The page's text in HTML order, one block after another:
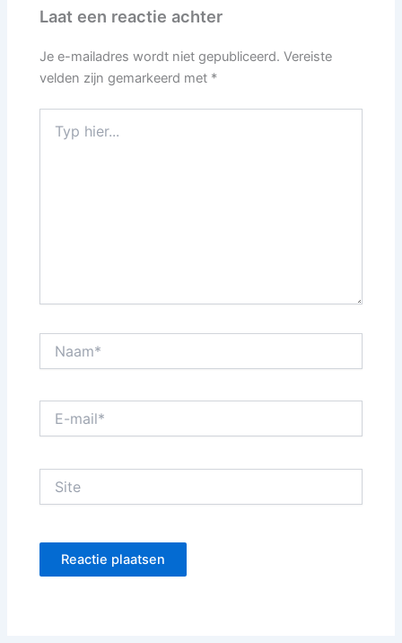
Laat een reactie achter
Je e-mailadres wordt niet gepubliceerd. Vereiste
velden zijn gemarkeerd met *
hier...
mail*